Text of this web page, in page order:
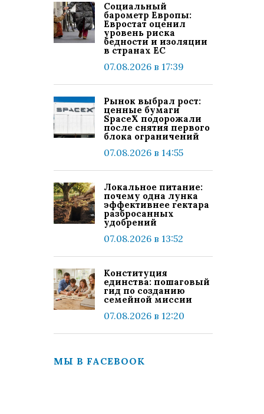
Социальный
барометр Европы:
Евростат оценил
уровень риска
бедности и изоляции
в странах ЕС
07.08.2026 в 17:39
Рынок выбрал рост:
ценные бумаги
SpaceX подорожали
после снятия первого
блока ограничений
07.08.2026 в 14:55
Локальное питание:
почему одна лунка
эффективнее гектара
разбросанных
удобрений
07.08.2026 в 13:52
Конституция
единства: пошаговый
гид по созданию
семейной миссии
07.08.2026 в 12:20
МЫ В FACEBOOK